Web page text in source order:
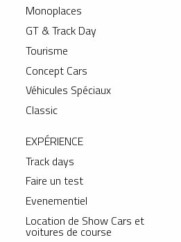
Monoplaces
GT & Track Day
Tourisme
Concept Cars
Véhicules Spéciaux
Classic
EXPÉRIENCE
Track days
Faire un test
Evenementiel
Location de Show Cars et
voitures de course